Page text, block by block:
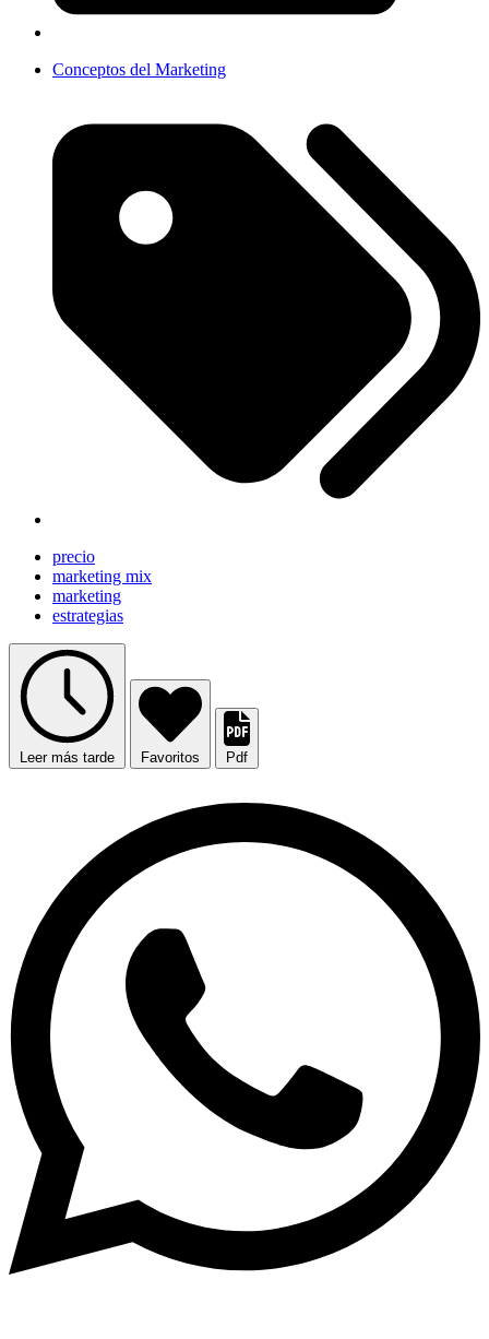
Conceptos del Marketing
precio
marketing mix
marketing
estrategias
Leer más tarde Favoritos Pdf